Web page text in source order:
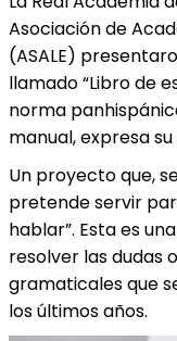
Asociación de
(ASALE)
llamado “Libro de
norma
manual, expresa
Un proyecto que,
pretende servir
hablar”. Esta es
resolver las dudas
gramaticales que
los últimos años.